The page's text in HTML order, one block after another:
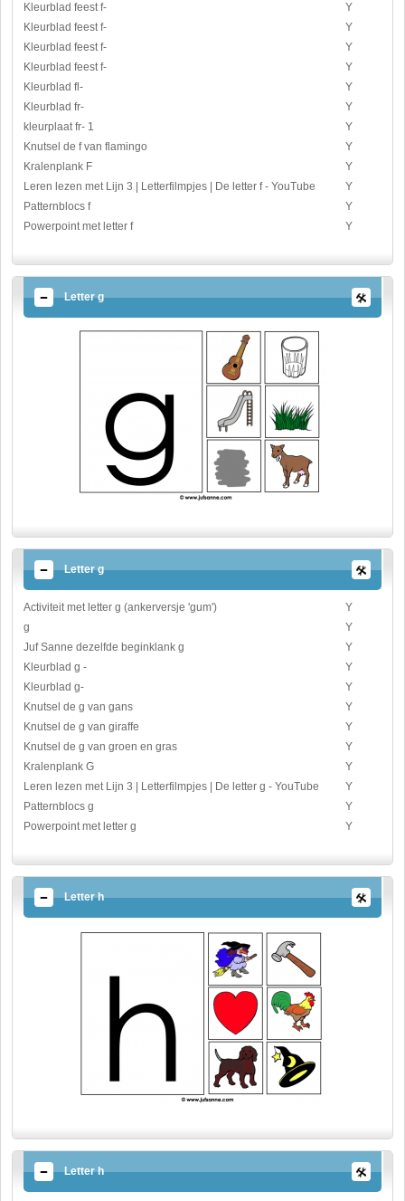
Kleurblad feest f-
Y
Kleurblad feest f-
Y
Kleurblad feest f-
Y
Kleurblad feest f-
Y
Kleurblad fl-
Y
Kleurblad fr-
Y
kleurplaat fr- 1
Y
Knutsel de f van flamingo
Y
Kralenplank F
Y
Leren lezen met Lijn 3 | Letterfilmpjes | De letter f - YouTube
Y
Patternblocs f
Y
Powerpoint met letter f
Y
Letter g
Letter g
Activiteit met letter g (ankerversje 'gum')
Y
g
Y
Juf Sanne dezelfde beginklank g
Y
Kleurblad g -
Y
Kleurblad g-
Y
Knutsel de g van gans
Y
Knutsel de g van giraffe
Y
Knutsel de g van groen en gras
Y
Kralenplank G
Y
Leren lezen met Lijn 3 | Letterfilmpjes | De letter g - YouTube
Y
Patternblocs g
Y
Powerpoint met letter g
Y
Letter h
Letter h